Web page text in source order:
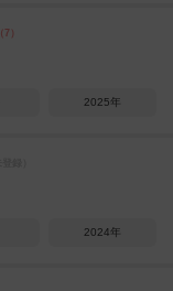
2025年
2024年